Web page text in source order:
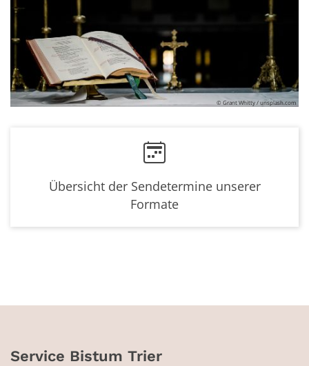
© Grant Whitty / unsplash.com
Übersicht der Sendetermine unserer
Formate
Service Bistum Trier